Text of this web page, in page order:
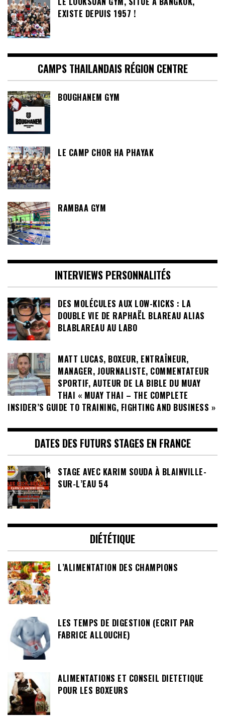
EXISTE DEPUIS 1957 !
CAMPS THAILANDAIS RÉGION CENTRE
BOUGHANEM GYM
LE CAMP CHOR HA PHAYAK
RAMBAA GYM
INTERVIEWS PERSONNALITÉS
DES MOLÉCULES AUX LOW-KICKS : LA
DOUBLE VIE DE RAPHAËL BLAREAU ALIAS
BLABLAREAU AU LABO
MATT LUCAS, BOXEUR, ENTRAÎNEUR,
MANAGER, JOURNALISTE, COMMENTATEUR
SPORTIF, AUTEUR DE LA BIBLE DU MUAY
THAI « MUAY THAI – THE COMPLETE
INSIDER’S GUIDE TO TRAINING, FIGHTING AND BUSINESS »
DATES DES FUTURS STAGES EN FRANCE
STAGE AVEC KARIM SOUDA À BLAINVILLE-
SUR-L’EAU 54
DIÉTÉTIQUE
L’ALIMENTATION DES CHAMPIONS
LES TEMPS DE DIGESTION (ECRIT PAR
FABRICE ALLOUCHE)
ALIMENTATIONS ET CONSEIL DIETETIQUE
POUR LES BOXEURS